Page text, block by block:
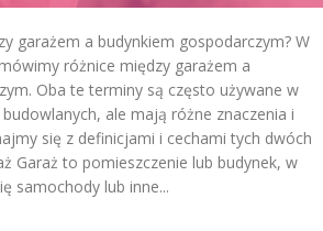
garażem a budynkiem gospodarczym? W
różnice między garażem a
Oba te terminy są często używane w
ale mają różne znaczenia i
się z definicjami i cechami tych dwóch
Garaż to pomieszczenie lub budynek, w
samochody lub inne...